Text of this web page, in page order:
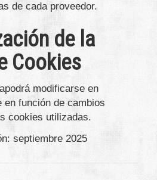
de cada proveedor.
de la
Cookies
modificarse en
en función de cambios
cookies utilizadas.
septiembre 2025